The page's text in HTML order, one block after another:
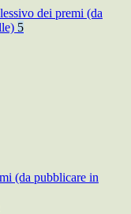
dei premi (da
5
(da pubblicare in